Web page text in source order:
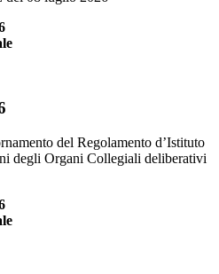
del Regolamento d’Istituto
degli Organi Collegiali deliberativi